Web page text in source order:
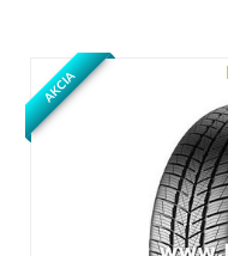
AKCIA